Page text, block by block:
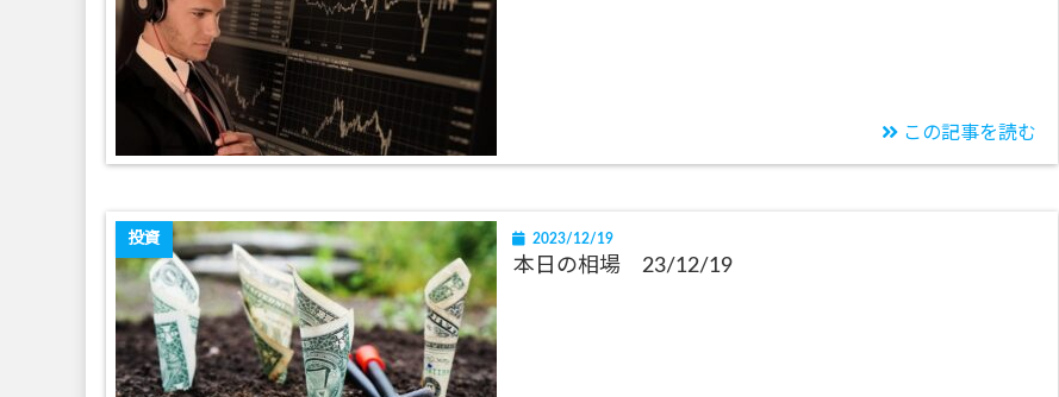
この記事を読む
投資 2023/12/19
本日の相場 23/12/19